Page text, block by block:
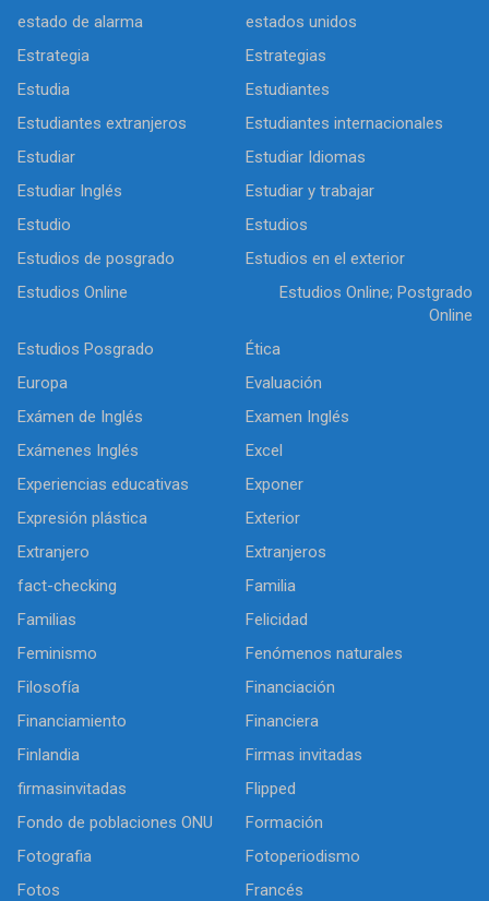
estado de alarma
estados unidos
Estrategia
Estrategias
Estudia
Estudiantes
Estudiantes extranjeros
Estudiantes internacionales
Estudiar
Estudiar Idiomas
Estudiar Inglés
Estudiar y trabajar
Estudio
Estudios
Estudios de posgrado
Estudios en el exterior
Estudios Online
Estudios Online; Postgrado
Online
Estudios Posgrado
Ética
Europa
Evaluación
Exámen de Inglés
Examen Inglés
Exámenes Inglés
Excel
Experiencias educativas
Exponer
Expresión plástica
Exterior
Extranjero
Extranjeros
fact-checking
Familia
Familias
Felicidad
Feminismo
Fenómenos naturales
Filosofía
Financiación
Financiamiento
Financiera
Finlandia
Firmas invitadas
firmasinvitadas
Flipped
Fondo de poblaciones ONU
Formación
Fotografia
Fotoperiodismo
Fotos
Francés